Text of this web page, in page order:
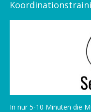
In nur 5-10 Minuten die